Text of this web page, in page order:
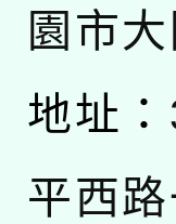
園市
地址：
平西